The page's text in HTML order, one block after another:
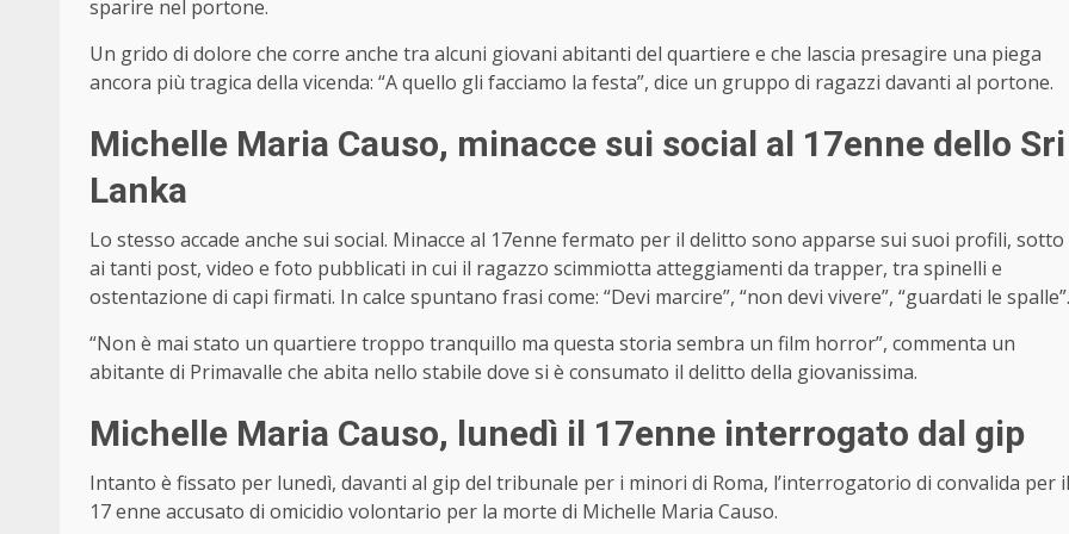
sparire nel portone.
Un grido di dolore che corre anche tra alcuni giovani abitanti del quartiere e che lascia presagire una piega
ancora più tragica della vicenda: “A quello gli facciamo la festa”, dice un gruppo di ragazzi davanti al portone.
Michelle Maria Causo, minacce sui social al 17enne dello Sri
Lanka
Lo stesso accade anche sui social. Minacce al 17enne fermato per il delitto sono apparse sui suoi profili, sotto
ai tanti post, video e foto pubblicati in cui il ragazzo scimmiotta atteggiamenti da trapper, tra spinelli e
ostentazione di capi firmati. In calce spuntano frasi come: “Devi marcire”, “non devi vivere”, “guardati le spalle”.
“Non è mai stato un quartiere troppo tranquillo ma questa storia sembra un film horror”, commenta un
abitante di Primavalle che abita nello stabile dove si è consumato il delitto della giovanissima.
Michelle Maria Causo, lunedì il 17enne interrogato dal gip
Intanto è fissato per lunedì, davanti al gip del tribunale per i minori di Roma, l’interrogatorio di convalida per il
17 enne accusato di omicidio volontario per la morte di Michelle Maria Causo.